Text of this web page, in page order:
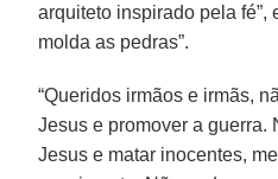
arquiteto inspirado pela fé”,
molda as pedras”.
“Queridos irmãos e irmãs,
Jesus e promover a guerra.
Jesus e matar inocentes,